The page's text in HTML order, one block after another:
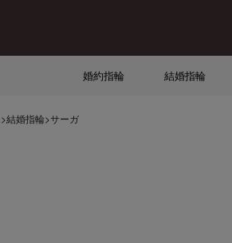
婚約指輪 結婚指輪
>結婚指輪>サーガ